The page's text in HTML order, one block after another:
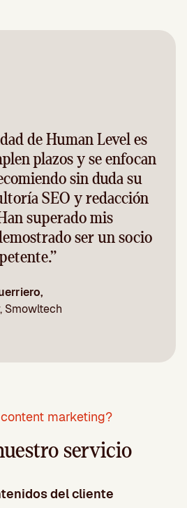
de Human Level es
plazos y se enfocan
sin duda su
SEO y redacción
superado mis
ser un socio
Smowltech
marketing?
servicio
del cliente